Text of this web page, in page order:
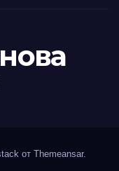
от Themeansar.